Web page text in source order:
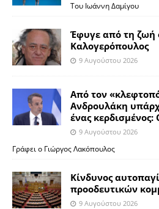
Του Ιωάννη Δαμίγου
Έφυγε από τη ζωή
Καλογερόπουλος
9 Αυγούστου 2026
Από τον
Ανδρουλάκη
ένας
9 Αυγούστου 2026
Γράφει ο Γιώργος Λακόπουλος
Κίνδυνος
προοδευτικών
9 Αυγούστου 2026